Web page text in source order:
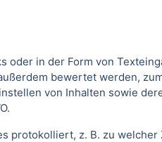
in der Form von
bewertet werden,
von Inhalten sowie
protokolliert, z. B. zu